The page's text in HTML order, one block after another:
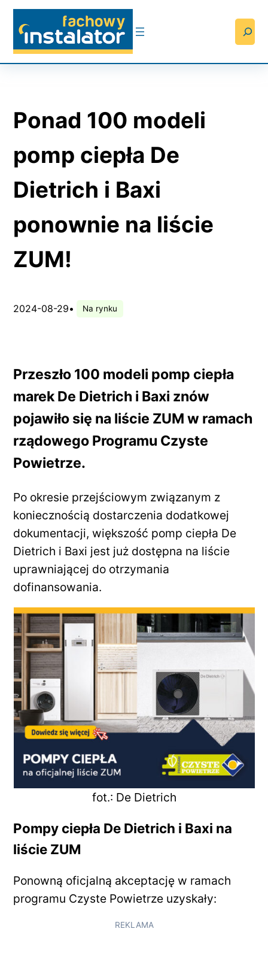
Przejdź
treści
Ponad 100 modeli
pomp ciepła De
Dietrich i Baxi
ponownie na liście
ZUM!
2024-08-29• Na rynku
Przeszło 100 modeli pomp ciepła
marek De Dietrich i Baxi znów
pojawiło się na liście ZUM w ramach
rządowego Programu Czyste
Powietrze.
Po okresie przejściowym związanym z
koniecznością dostarczenia dodatkowej
dokumentacji, większość pomp ciepła De
Dietrich i Baxi jest już dostępna na liście
uprawniającej do otrzymania
dofinansowania.
fot.: De Dietrich
Pompy ciepła De Dietrich i Baxi na
liście ZUM
Ponowną oficjalną akceptację w ramach
programu Czyste Powietrze uzyskały:
REKLAMA